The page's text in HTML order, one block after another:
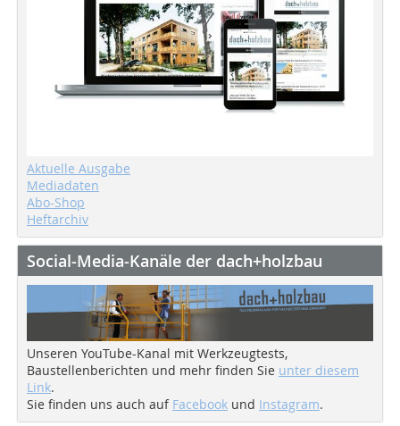
Aktuelle Ausgabe
Mediadaten
Abo-Shop
Heftarchiv
Social-Media-Kanäle der dach+holzbau
Unseren YouTube-Kanal mit Werkzeugtests,
Baustellenberichten und mehr finden Sie unter diesem
Link.
Sie finden uns auch auf Facebook und Instagram.